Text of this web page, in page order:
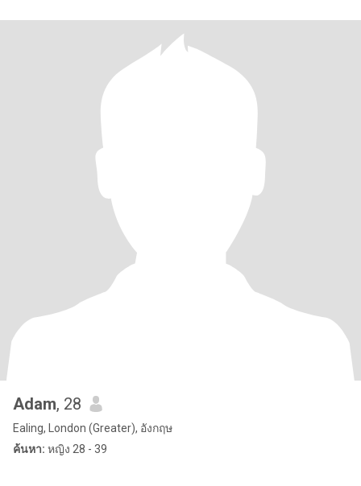
Adam, 28
Ealing, London (Greater), อังกฤษ
ค้นหา: หญิง 28 - 39